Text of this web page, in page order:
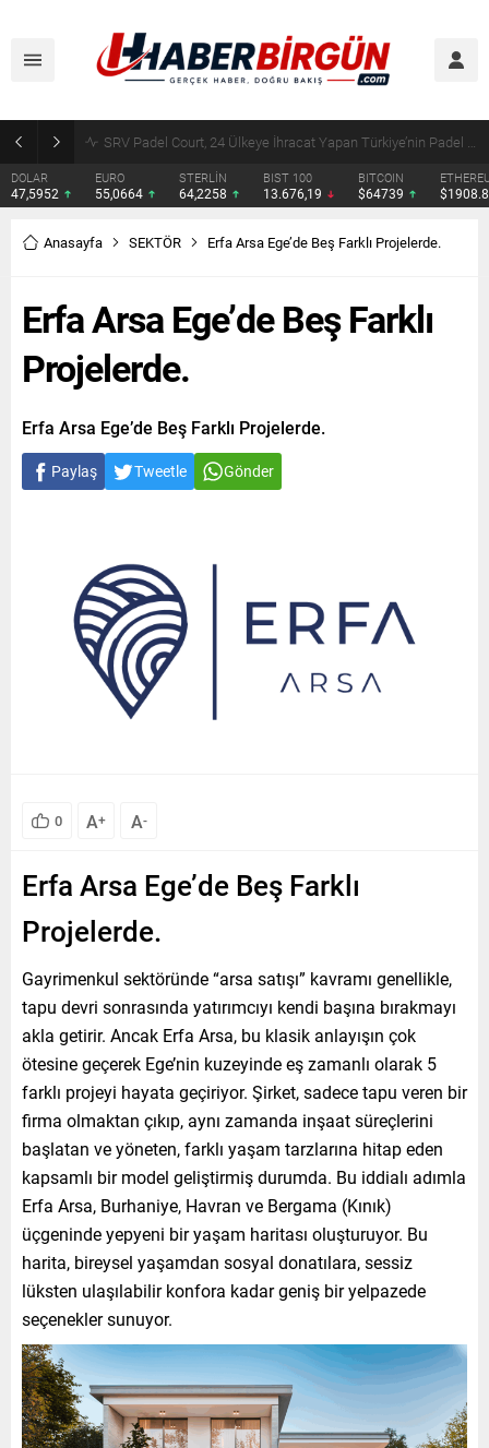
SRV Padel Court, 24 Ülkeye İhracat Yapan Türkiye’nin Padel Kortu Üretim Gücü
DOLAR
47,5952
EURO
55,0664
STERLİN
64,2258
BIST 100
13.676,19
BITCOIN
$64739
Anasayfa SEKTÖR Erfa Arsa Ege’de Beş Farklı Projelerde.
Erfa Arsa Ege’de Beş Farklı
Projelerde.
Erfa Arsa Ege’de Beş Farklı Projelerde.
Paylaş Tweetle Gönder
0 A+ A-
Erfa Arsa Ege’de Beş Farklı
Projelerde.
Gayrimenkul sektöründe “arsa satışı” kavramı genellikle,
tapu devri sonrasında yatırımcıyı kendi başına bırakmayı
akla getirir. Ancak Erfa Arsa, bu klasik anlayışın çok
ötesine geçerek Ege’nin kuzeyinde eş zamanlı olarak 5
farklı projeyi hayata geçiriyor. Şirket, sadece tapu veren bir
firma olmaktan çıkıp, aynı zamanda inşaat süreçlerini
başlatan ve yöneten, farklı yaşam tarzlarına hitap eden
kapsamlı bir model geliştirmiş durumda. Bu iddialı adımla
Erfa Arsa, Burhaniye, Havran ve Bergama (Kınık)
üçgeninde yepyeni bir yaşam haritası oluşturuyor. Bu
harita, bireysel yaşamdan sosyal donatılara, sessiz
lüksten ulaşılabilir konfora kadar geniş bir yelpazede
seçenekler sunuyor.